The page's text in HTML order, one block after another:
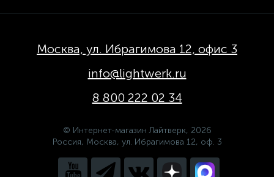
Москва, ул. Ибрагимова 12, офис 3
info@lightwerk.ru
8 800 222 02 34
© Интернет-магазин Лайтверк, 2026
Россия, Москва, ул. Ибрагимова 12, оф. 3